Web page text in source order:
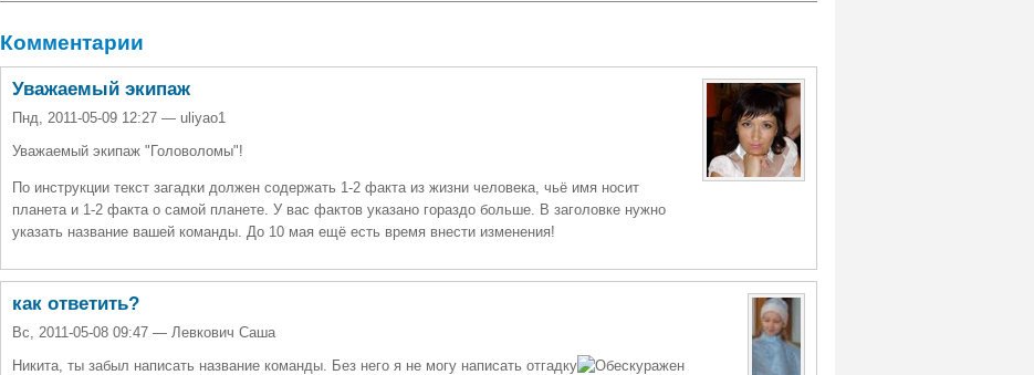
Комментарии
Уважаемый экипаж
Пнд, 2011-05-09 12:27 — uliyao1
Уважаемый экипаж "Головоломы"!
По инструкции текст загадки должен содержать 1-2 факта из жизни человека, чьё имя носит
планета и 1-2 факта о самой планете. У вас фактов указано гораздо больше. В заголовке нужно
указать название вашей команды. До 10 мая ещё есть время внести изменения!
как ответить?
Вс, 2011-05-08 09:47 — Левкович Саша
Никита, ты забыл написать название команды. Без него я не могу написать отгадку